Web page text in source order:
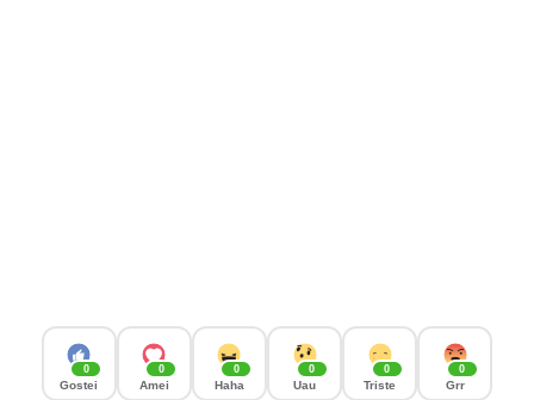
0
Gostei
0
Amei
0
Haha
0
Uau
0
Triste
0
Grr